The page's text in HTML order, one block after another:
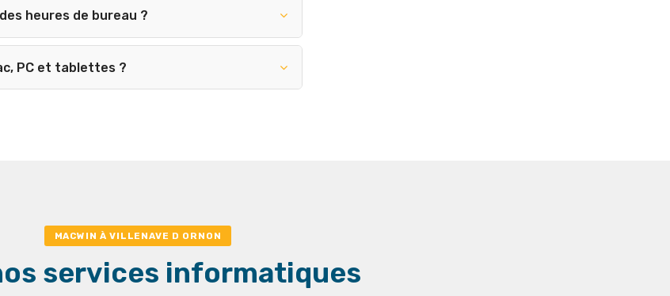
heures de bureau ?
PC et tablettes ?
MACWIN À VILLENAVE D ORNON
services informatiques